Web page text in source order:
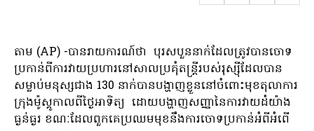
តាម (AP) -បានរាយការណ៍​ថា​ បុរសបួននាក់ដែលត្រូវបានចោទ
ប្រកាន់ពីការវាយប្រហារនៅសាលប្រគុំតន្ត្រីរបស់រុស្ស៊ីដែលបាន
សម្លាប់មនុស្សជាង 130 នាក់បានបង្ហាញខ្លួននៅចំពោះមុខតុលាការ
ក្រុងម៉ូស្គូកាលពីថ្ងៃអាទិត្យ ដោយបង្ហាញសញ្ញានៃការវាយដំយ៉ាង
ធ្ងន់ធ្ងរ ខណៈដែលពួកគេប្រឈមមុខនឹងការចោទប្រកាន់អំពីអំពើ